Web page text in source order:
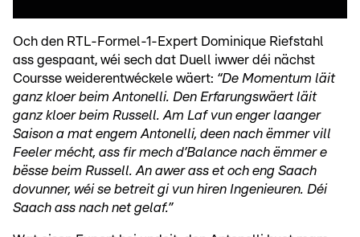
Och den RTL-Formel-1-Expert Dominique Riefstahl
ass gespaant, wéi sech dat Duell iwwer déi nächst
Coursse weiderentwéckele wäert: “De Momentum läit
ganz kloer beim Antonelli. Den Erfarungswäert läit
ganz kloer beim Russell. Am Laf vun enger laanger
Saison a mat engem Antonelli, deen nach ëmmer vill
Feeler mécht, ass fir mech d’Balance nach ëmmer e
bësse beim Russell. An awer ass et och eng Saach
dovunner, wéi se betreit gi vun hiren Ingenieuren. Déi
Saach ass nach net gelaf.”